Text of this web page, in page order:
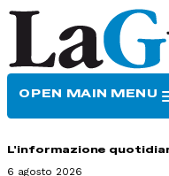
OPEN MAIN MENU
L'informazione
6 agosto 2026